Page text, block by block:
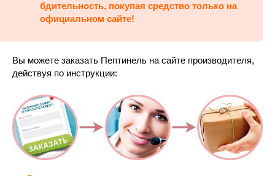
бдительность, покупая средство только на
официальном сайте!
Вы можете заказать Пептинель на сайте производителя,
действуя по инструкции: